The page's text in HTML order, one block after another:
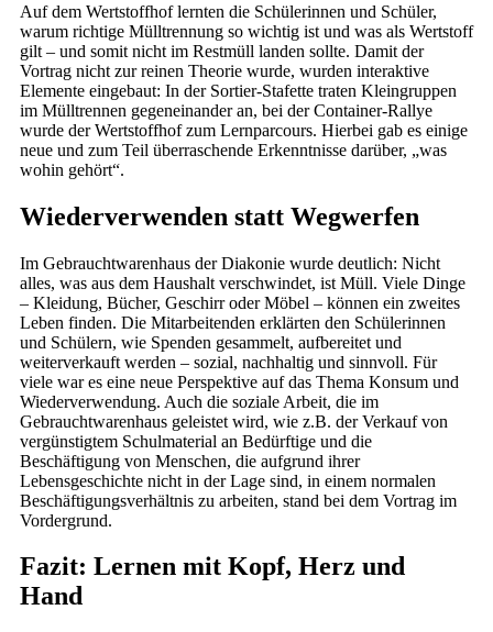
Auf dem Wertstoffhof lernten die Schülerinnen und Schüler,
warum richtige Mülltrennung so wichtig ist und was als Wertstoff
gilt – und somit nicht im Restmüll landen sollte. Damit der
Vortrag nicht zur reinen Theorie wurde, wurden interaktive
Elemente eingebaut: In der Sortier-Stafette traten Kleingruppen
im Mülltrennen gegeneinander an, bei der Container-Rallye
wurde der Wertstoffhof zum Lernparcours. Hierbei gab es einige
neue und zum Teil überraschende Erkenntnisse darüber, „was
wohin gehört“.
Wiederverwenden statt Wegwerfen
Im Gebrauchtwarenhaus der Diakonie wurde deutlich: Nicht
alles, was aus dem Haushalt verschwindet, ist Müll. Viele Dinge
– Kleidung, Bücher, Geschirr oder Möbel – können ein zweites
Leben finden. Die Mitarbeitenden erklärten den Schülerinnen
und Schülern, wie Spenden gesammelt, aufbereitet und
weiterverkauft werden – sozial, nachhaltig und sinnvoll. Für
viele war es eine neue Perspektive auf das Thema Konsum und
Wiederverwendung. Auch die soziale Arbeit, die im
Gebrauchtwarenhaus geleistet wird, wie z.B. der Verkauf von
vergünstigtem Schulmaterial an Bedürftige und die
Beschäftigung von Menschen, die aufgrund ihrer
Lebensgeschichte nicht in der Lage sind, in einem normalen
Beschäftigungsverhältnis zu arbeiten, stand bei dem Vortrag im
Vordergrund.
Fazit: Lernen mit Kopf, Herz und
Hand